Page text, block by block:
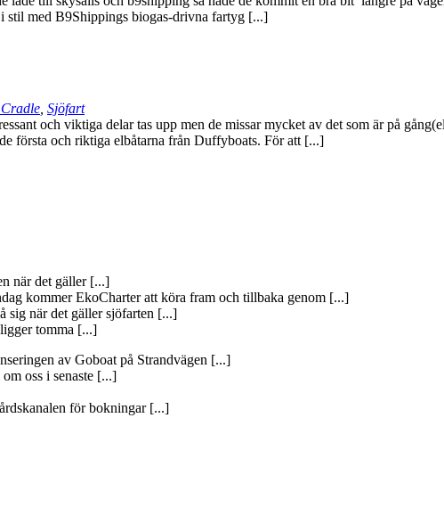
stil med B9Shippings biogas-drivna fartyg [...]
Sjöfart
och viktiga delar tas upp men de missar mycket av det som är på
första och riktiga elbåtarna från Duffyboats. För att [...]
när det gäller [...]
kommer EkoCharter att köra fram och tillbaka genom [...]
sig när det gäller sjöfarten [...]
tomma [...]
av Goboat på Strandvägen [...]
oss i senaste [...]
för bokningar [...]